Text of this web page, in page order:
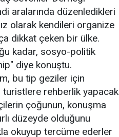
aralarında düzenledikleri
olarak kendileri organize
dikkat çeken bir ülke.
kadar, sosyo-politik
diye konuştu.
bu tip geziler için
turistlere rehberlik yapacak
çoğunun, konuşma
düzeyde olduğunu
okuyup tercüme ederler